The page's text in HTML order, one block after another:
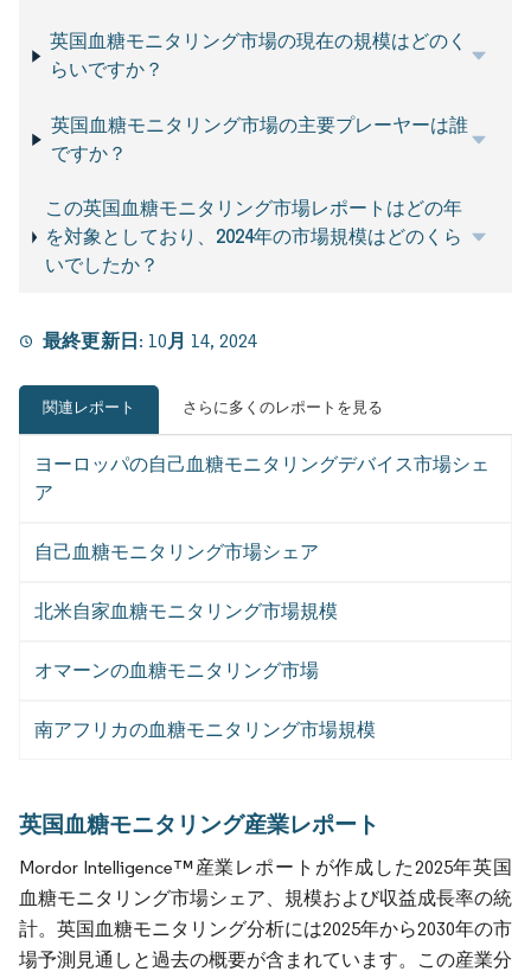
英国血糖モニタリング市場の現在の規模はどのく
らいですか？
英国血糖モニタリング市場の主要プレーヤーは誰
ですか？
この英国血糖モニタリング市場レポートはどの年
を対象としており、2024年の市場規模はどのくら
いでしたか？
最終更新日: 10月 14, 2024
関連レポート さらに多くのレポートを見る
ヨーロッパの自己血糖モニタリングデバイス市場シェ
ア
自己血糖モニタリング市場シェア
北米自家血糖モニタリング市場規模
オマーンの血糖モニタリング市場
南アフリカの血糖モニタリング市場規模
英国血糖モニタリング産業レポート
Mordor Intelligence™産業レポートが作成した2025年英国
血糖モニタリング市場シェア、規模および収益成長率の統
計。英国血糖モニタリング分析には2025年から2030年の市
場予測見通しと過去の概要が含まれています。この産業分